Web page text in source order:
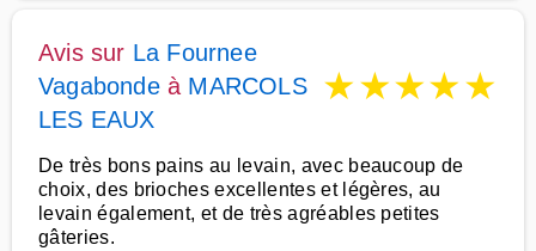
Avis sur La Fournee
Vagabondeà MARCOLS
LES EAUX
★★★★★
De très bons pains au levain, avec beaucoup de
choix, des brioches excellentes et légères, au
levain également, et de très agréables petites
gâteries.